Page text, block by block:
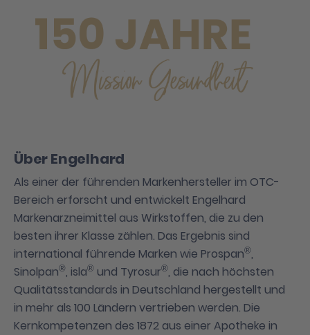
Über Engelhard
Als einer der führenden Markenhersteller im OTC-
Bereich erforscht und entwickelt Engelhard
Markenarzneimittel aus Wirkstoffen, die zu den
besten ihrer Klasse zählen. Das Ergebnis sind
international führende Marken wie Prospan®,
Sinolpan®, isla® und Tyrosur®, die nach höchsten
Qualitätsstandards in Deutschland hergestellt und
in mehr als 100 Ländern vertrieben werden. Die
Kernkompetenzen des 1872 aus einer Apotheke in